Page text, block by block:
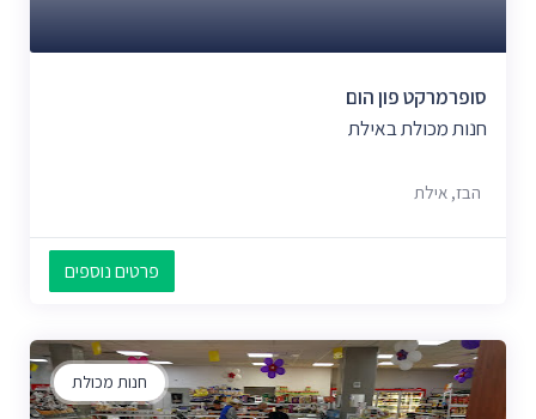
סופרמרקט פון הום
חנות מכולת באילת
הבז, אילת
פרטים נוספים
חנות מכולת